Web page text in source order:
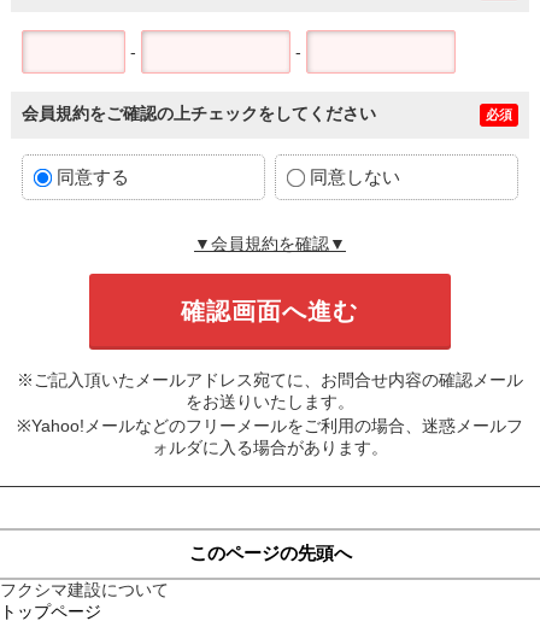
- -
会員規約をご確認の上チェックをしてください 必須
同意する 同意しない
▼会員規約を確認▼
※ご記入頂いたメールアドレス宛てに、お問合せ内容の確認メール
をお送りいたします。
※Yahoo!メールなどのフリーメールをご利用の場合、迷惑メールフ
ォルダに入る場合があります。
このページの先頭へ
フクシマ建設について
トップページ